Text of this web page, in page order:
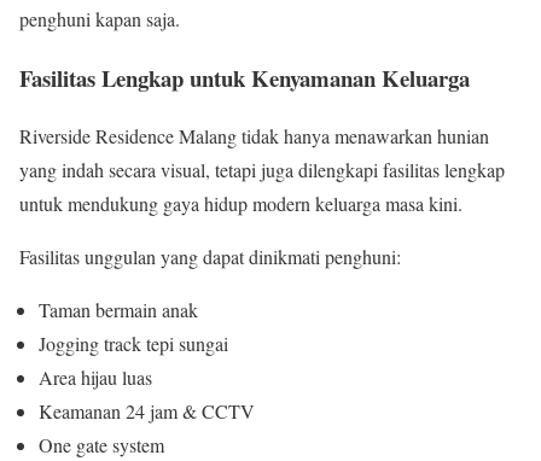
penghuni kapan saja.
Fasilitas Lengkap untuk Kenyamanan Keluarga
Riverside Residence Malang tidak hanya menawarkan hunian
yang indah secara visual, tetapi juga dilengkapi fasilitas lengkap
untuk mendukung gaya hidup modern keluarga masa kini.
Fasilitas unggulan yang dapat dinikmati penghuni:
Taman bermain anak
Jogging track tepi sungai
Area hijau luas
Keamanan 24 jam & CCTV
One gate system